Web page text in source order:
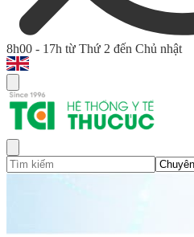
8h00 - 17h từ Thứ 2 đến Chủ nhật